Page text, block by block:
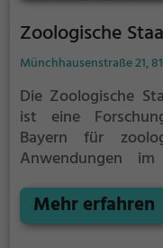
Zoologische
Münchhausenstraße 21,
Die Zoologische
ist eine
Bayern für
Anwendungen
ältesten und
Mehr erfahren